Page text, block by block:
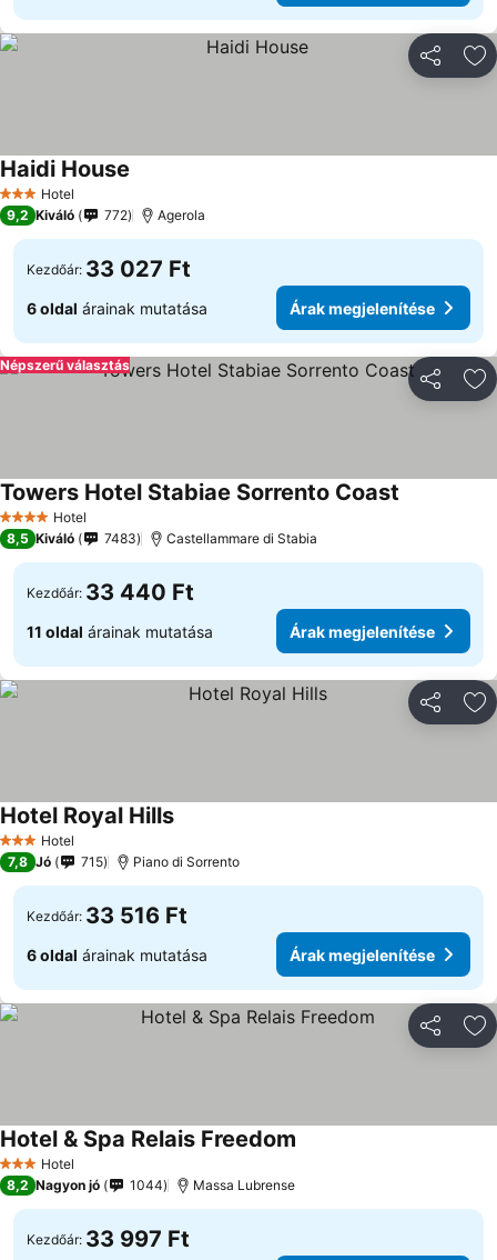
3 Kategória
Hotel
Haidi House
9,2 Kiváló 772 Agerola
Kezdőár: 33 027 Ft
6 oldal árainak mutatása Árak megjelenítése
Népszerű választás
4 KategóriaHotel
Towers Hotel Stabiae Sorrento Coast
8,5 Kiváló 7483 Castellammare di Stabia
Kezdőár: 33 440 Ft
11 oldal árainak mutatása Árak megjelenítése
3 Kategória
Hotel
Hotel Royal HillsÁrak megjelenítése
7,8 Jó 715 Piano di Sorrento
Kezdőár: 33 516 Ft
6 oldal árainak mutatása Árak megjelenítése
3 Kategória
Hotel
Hotel & Spa Relais Freedom
8,2 Nagyon jó 1044 Massa Lubrense
Kezdőár: 33 997 Ft